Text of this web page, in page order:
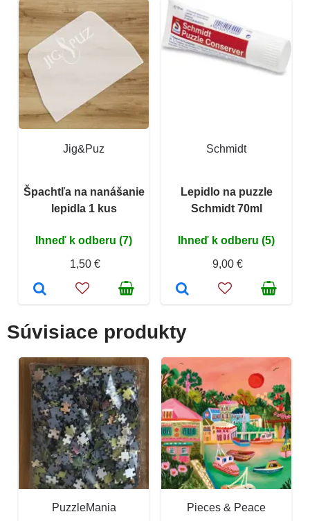
Jig&Puz
Špachtľa na nanášanie
lepidla 1 kus
Ihneď k odberu (7)
1,50 €
Schmidt
Lepidlo na puzzle
Schmidt 70ml
Ihneď k odberu (5)
9,00 €
Súvisiace produkty
PuzzleMania
Pieces & Peace